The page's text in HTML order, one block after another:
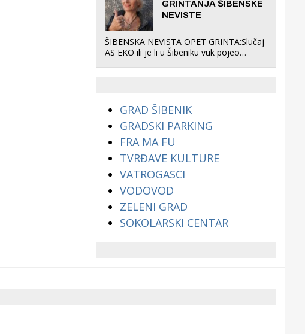
GRINTANJA ŠIBENSKE
NEVISTE
ŠIBENSKA NEVISTA OPET GRINTA:Slučaj
AS EKO ili je li u Šibeniku vuk pojeo
GRAD ŠIBENIK
GRADSKI PARKING
FRA MA FU
TVRĐAVE KULTURE
VATROGASCI
VODOVOD
ZELENI GRAD
SOKOLARSKI CENTAR